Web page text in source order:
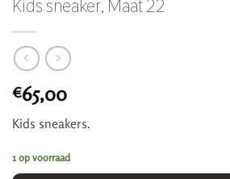
Kids sneaker, Maat 22
€65,00
Kids sneakers.
1 op voorraad